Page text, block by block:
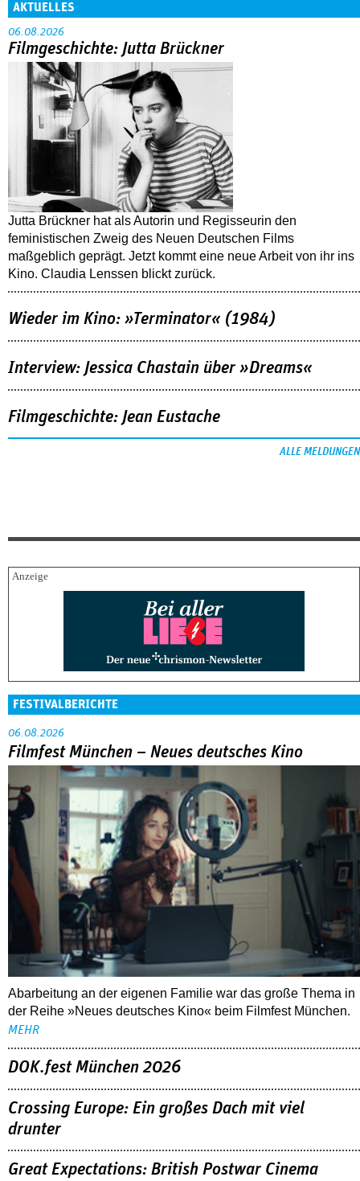
AKTUELLES
06.08.2026
Filmgeschichte: Jutta Brückner
Jutta Brückner hat als Autorin und Regisseurin den
feministischen Zweig des Neuen Deutschen Films
maßgeblich geprägt. Jetzt kommt eine neue Arbeit von ihr ins
Kino. Claudia Lenssen blickt zurück.
Wieder im Kino: »Terminator« (1984)
Interview: Jessica Chastain über »Dreams«
Filmgeschichte: Jean Eustache
ALLE MELDUNGEN
FESTIVALBERICHTE
06.08.2026
Filmfest München – Neues deutsches Kino
Abarbeitung an der eigenen Familie war das große Thema in
der Reihe »Neues deutsches Kino« beim Filmfest München.
MEHR
DOK.fest München 2026
Crossing Europe: Ein großes Dach mit viel
drunter
Great Expectations: British Postwar Cinema